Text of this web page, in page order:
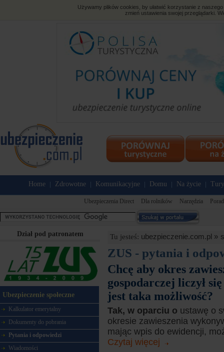
Używamy plików cookies, by ułatwić korzystanie z
zmień ustawienia swojej przeglądarki.
Home Zdrowotne Komunikacyjne Domu Na życie
Ubezpieczenia Direct Dla rolników Narzędzia
Dział pod patronatem
Ubezpieczenie społeczne
Kalkulator emerytalny
Dokumenty do pobrania
Pytania i odpowiedzi
Wiadomości
Tu jesteś: ubezpieczenie.com.pl »
ZUS - pytania i
Chcę aby okres
gospodarczej liczył
jest taka możliwość?
Tak, w oparciu o ustawę o
okresie zawieszenia
mając wpis do ewidencji,
Czytaj więcej